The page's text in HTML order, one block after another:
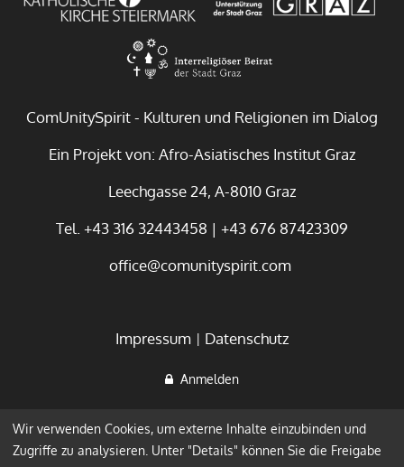
ComUnitySpirit - Kulturen und Religionen im Dialog
Ein Projekt von: Afro-Asiatisches Institut Graz
Leechgasse 24, A-8010 Graz
Tel. +43 316 32443458 | +43 676 87423309
office@comunityspirit.com
Impressum Datenschutz
Anmelden
Wir verwenden Cookies, um externe Inhalte einzubinden und
Zugriffe zu analysieren. Unter "Details" können Sie die Freigabe